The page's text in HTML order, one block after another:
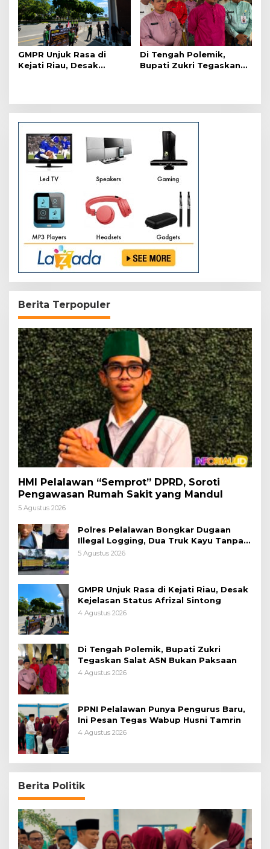
GMPR Unjuk Rasa di
Kejati Riau, Desak
Di Tengah Polemik,
Bupati Zukri Tegaskan
Berita Terpopuler
HMI Pelalawan “Semprot” DPRD, Soroti
Pengawasan Rumah Sakit yang Mandul
5 Agustus 2026
Polres Pelalawan Bongkar Dugaan
Illegal Logging, Dua Truk Kayu Tanpa
Dokumen Diamankan
5 Agustus 2026
GMPR Unjuk Rasa di Kejati Riau, Desak
Kejelasan Status Afrizal Sintong
4 Agustus 2026
Di Tengah Polemik, Bupati Zukri
Tegaskan Salat ASN Bukan Paksaan
4 Agustus 2026
PPNI Pelalawan Punya Pengurus Baru,
Ini Pesan Tegas Wabup Husni Tamrin
4 Agustus 2026
Berita Politik